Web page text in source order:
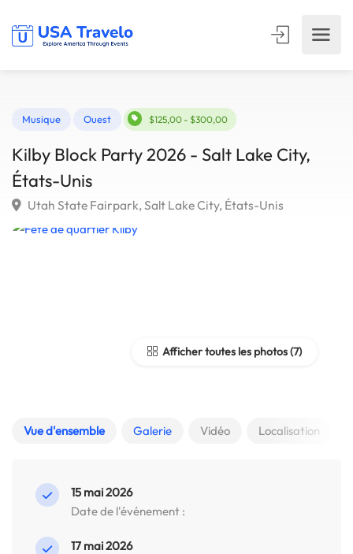
Musique $125,00 - $300,00
Kilby Block Party 2026 - Salt Lake City,
États-Unis
Afficher toutes les photos
Vue d'ensemble Galerie Vidéo Localisation
15 mai 2026
Date de l'événement :
17 mai 2026